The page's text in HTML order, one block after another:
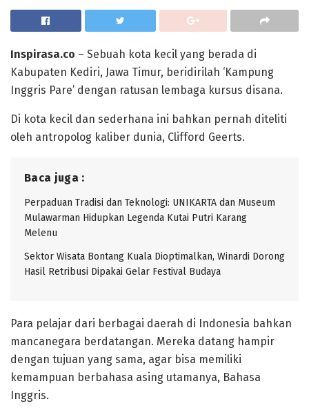
Inspirasa.co – Sebuah kota kecil yang berada di
Kabupaten Kediri, Jawa Timur, beridirilah ‘Kampung
Inggris Pare’ dengan ratusan lembaga kursus disana.
Di kota kecil dan sederhana ini bahkan pernah diteliti
oleh antropolog kaliber dunia, Clifford Geerts.
Baca juga :
Perpaduan Tradisi dan Teknologi: UNIKARTA dan Museum
Mulawarman Hidupkan Legenda Kutai Putri Karang
Melenu
Sektor Wisata Bontang Kuala Dioptimalkan, Winardi Dorong
Hasil Retribusi Dipakai Gelar Festival Budaya
Para pelajar dari berbagai daerah di Indonesia bahkan
mancanegara berdatangan. Mereka datang hampir
dengan tujuan yang sama, agar bisa memiliki
kemampuan berbahasa asing utamanya, Bahasa
Inggris.